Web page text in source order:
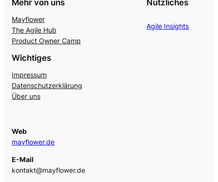
Mehr von uns
Mayflower
The Agile Hub
Product Owner Camp
Nützliches
Agile Insights
Wichtiges
Impressum
Datenschutzerklärung
Über uns
Web
mayflower.de
E-Mail
kontakt@mayflower.de